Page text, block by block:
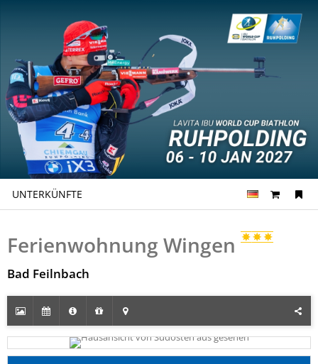
UNTERKÜNFTE
Ferienwohnung Wingen
Bad Feilnbach